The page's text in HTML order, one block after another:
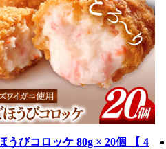
うびコロッケ 80g × 20個 【 4